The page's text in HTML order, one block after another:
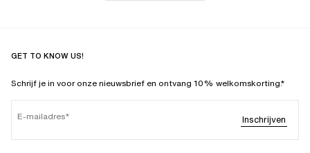
GET TO KNOW US!
Schrijf je in voor onze nieuwsbrief en ontvang 10% welkomskorting.*
E-mailadres Inschrijven